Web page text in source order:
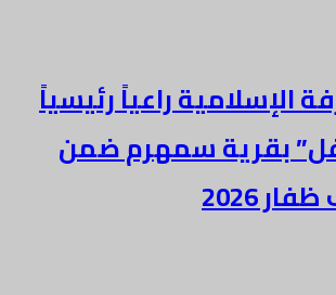
الإسلامية راعياً رئيسياً
بقرية سمهرم ضمن
2026